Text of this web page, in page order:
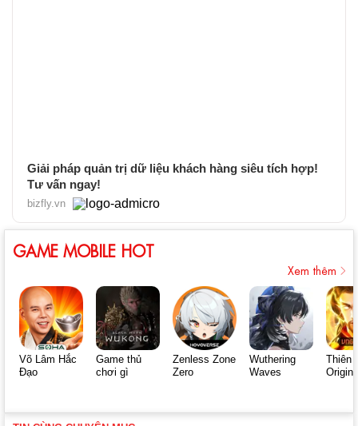
Giải pháp quản trị dữ liệu khách hàng siêu tích hợp!
Tư vấn ngay!
bizfly.vn
GAME MOBILE HOT
Xem thêm
Võ Lâm Hắc
Đạo
Game thủ
chơi gì
Zenless Zone
Zero
Wuthering
Waves
Thiên
Origin